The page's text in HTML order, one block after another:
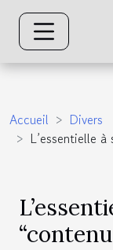
Accueil
Divers
L’essentielle